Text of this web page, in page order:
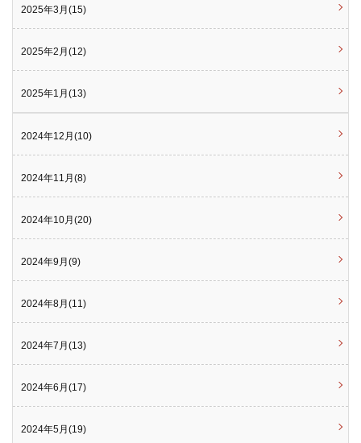
2025年3月(15)
2025年2月(12)
2025年1月(13)
2024年12月(10)
2024年11月(8)
2024年10月(20)
2024年9月(9)
2024年8月(11)
2024年7月(13)
2024年6月(17)
2024年5月(19)